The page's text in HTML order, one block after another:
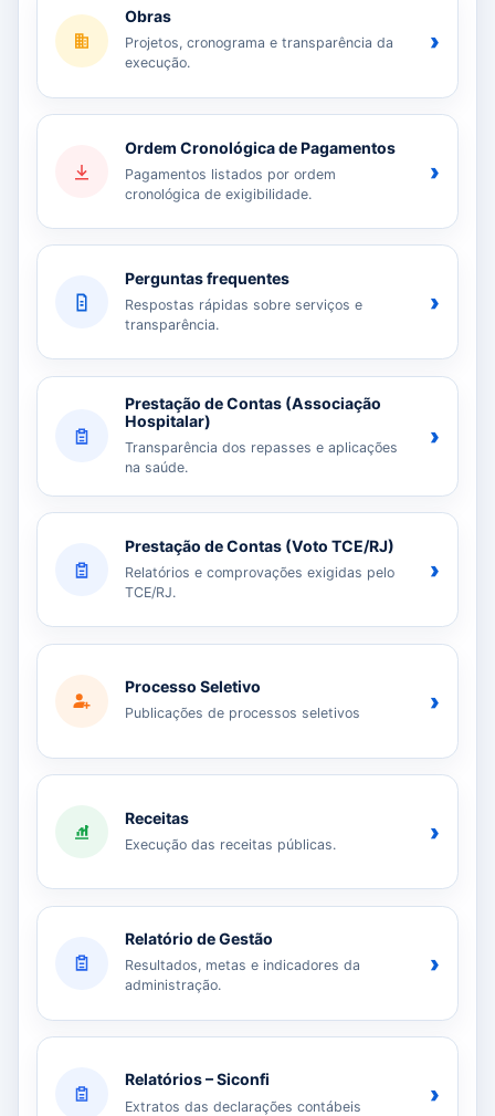
Obras
Projetos, cronograma e transparência da
execução.
›
Ordem Cronológica de Pagamentos
Pagamentos listados por ordem
cronológica de exigibilidade.
›
Perguntas frequentes
Respostas rápidas sobre serviços e
transparência.
›
Prestação de Contas (Associação
Hospitalar)
Transparência dos repasses e aplicações
na saúde.
›
Prestação de Contas (Voto TCE/RJ)
Relatórios e comprovações exigidas pelo
TCE/RJ.
›
Processo Seletivo
Publicações de processos seletivos ›
Receitas
Execução das receitas públicas. ›
Relatório de Gestão
Resultados, metas e indicadores da
administração.
›
Relatórios – Siconfi
Extratos das declarações contábeis ›